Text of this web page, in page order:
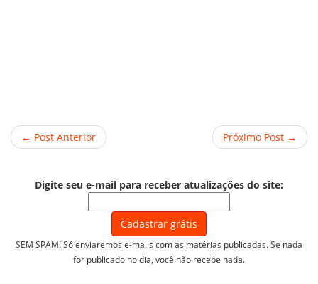
← Post Anterior Próximo Post →
Digite seu e-mail para receber atualizações do site:
SEM SPAM! Só enviaremos e-mails com as matérias publicadas. Se nada
for publicado no dia, você não recebe nada.